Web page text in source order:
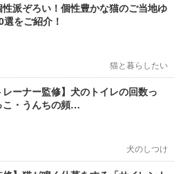
性派ぞろい！個性豊かな猫のご当地ゆ
をご紹介！
猫と暮らしたい
レーナー監修】犬のトイレの回数っ
こ・うんちの頻…
犬のしつけ